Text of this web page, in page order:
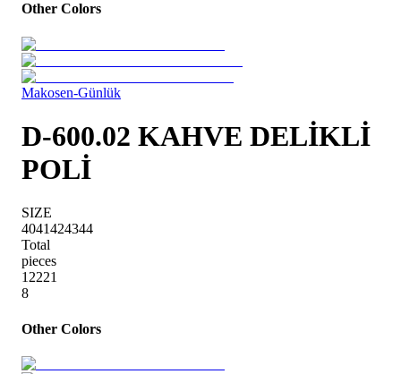
Other Colors
Makosen-Günlük
D-600.02 KAHVE DELİKLİ
POLİ
SIZE
4041424344
Total
pieces
12221
8
Other Colors